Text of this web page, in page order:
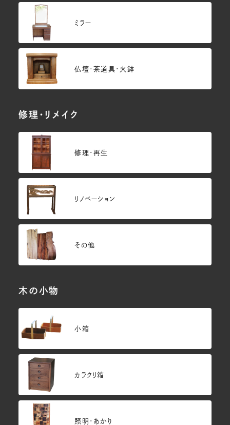
ミラー
仏壇･茶道具・火鉢
修理・リメイク
修理・再生
リノベーション
その他
木の小物
小箱
カラクリ箱
照明・あかり